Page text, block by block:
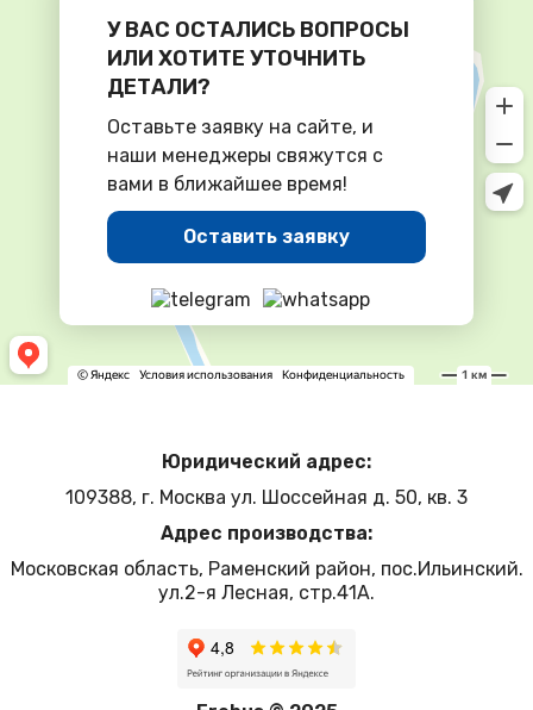
У ВАС ОСТАЛИСЬ ВОПРОСЫ
ИЛИ ХОТИТЕ УТОЧНИТЬ
ДЕТАЛИ?
Оставьте заявку на сайте, и
наши менеджеры свяжутся с
вами в ближайшее время!
Оставить заявку
Юридический адрес:
109388, г. Москва ул. Шоссейная д. 50, кв. 3
Адрес производства:
Московская область, Раменский район, пос.Ильинский.
ул.2-я Лесная, стр.41А.